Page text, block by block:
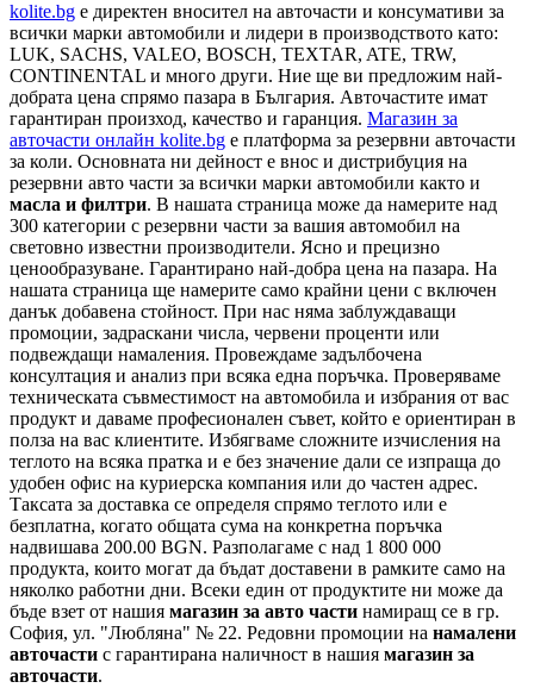
kolite.bg e директен вносител на авточасти и консумативи за
всички марки автомобили и лидери в производството като:
LUK, SACHS, VALEO, BOSCH, TEXTAR, ATE, TRW,
CONTINENTAL и много други. Ние ще ви предложим най-
добрата цена спрямо пазара в България. Авточастите имат
гарантиран произход, качество и гаранция. Магазин за
авточасти онлайн kolite.bg е платформа за резервни авточасти
за коли. Основната ни дейност е внос и дистрибуция на
резервни авто части за всички марки автомобили както и
масла и филтри. В нашата страница може да намерите над
300 категории с резервни части за вашия автомобил на
световно известни производители. Ясно и прецизно
ценообразуване. Гарантирано най-добра цена на пазара. На
нашата страница ще намерите само крайни цени с включен
данък добавена стойност. При нас няма заблуждаващи
промоции, задраскани числа, червени проценти или
подвеждащи намаления. Провеждаме задълбочена
консултация и анализ при всяка една поръчка. Проверяваме
техническата съвместимост на автомобила и избрания от вас
продукт и даваме професионален съвет, който е ориентиран в
полза на вас клиентите. Избягваме сложните изчисления на
теглото на всяка пратка и е без значение дали се изпраща до
удобен офис на куриерска компания или до частен адрес.
Таксата за доставка се определя спрямо теглото или е
безплатна, когато общата сума на конкретна поръчка
надвишава 200.00 BGN. Разполагаме с над 1 800 000
продукта, които могат да бъдат доставени в рамките само на
няколко работни дни. Всеки един от продуктите ни може да
бъде взет от нашия магазин за авто части намиращ се в гр.
София, ул. "Любляна" № 22. Редовни промоции на намалени
авточасти с гарантирана наличност в нашия магазин за
авточасти.